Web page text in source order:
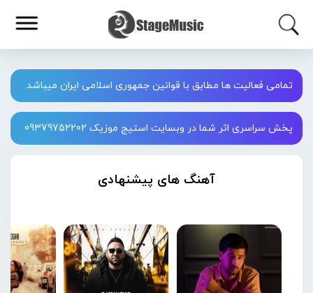
تمامی فعالیت ها مطابق با قوانین جمهوری اسلامی ایران میباشد
پخش سراسری اثر شما در وبسایت استیج موزیک 09379752202
آهنگ های پیشنهادی